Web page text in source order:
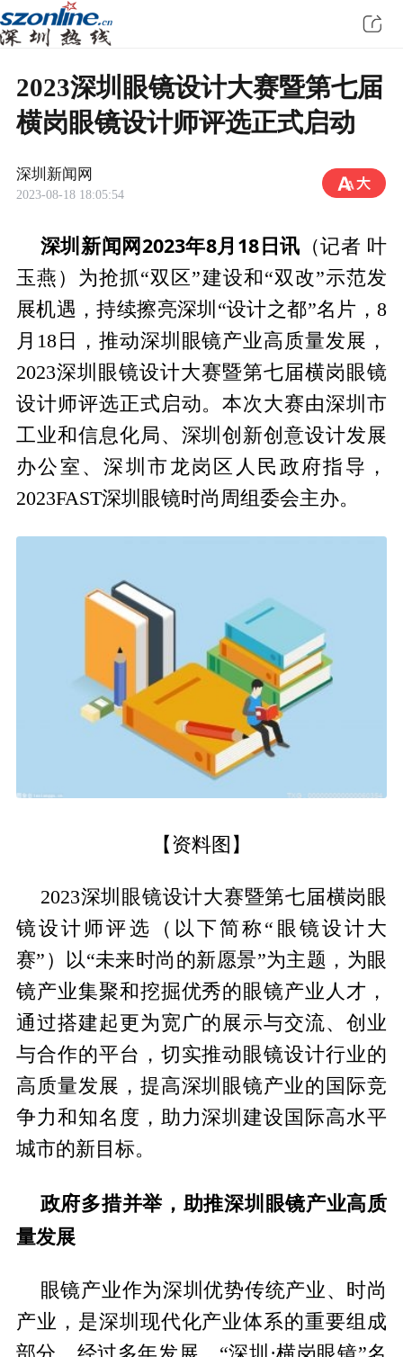
2023深圳眼镜设计大赛暨第七届
横岗眼镜设计师评选正式启动
深圳新闻网
2023-08-18 18:05:54
深圳新闻网2023年8月18日讯 （记者 叶
玉燕）为抢抓“双区”建设和“双改”示范发
展机遇，持续擦亮深圳“设计之都”名片，8
月18日，推动深圳眼镜产业高质量发展，
2023深圳眼镜设计大赛暨第七届横岗眼镜
设计师评选正式启动。本次大赛由深圳市
工业和信息化局、深圳创新创意设计发展
办公室、深圳市龙岗区人民政府指导，
2023FAST深圳眼镜时尚周组委会主办。
【资料图】
2023深圳眼镜设计大赛暨第七届横岗眼
镜设计师评选（以下简称“眼镜设计大
赛”）以“未来时尚的新愿景”为主题，为眼
镜产业集聚和挖掘优秀的眼镜产业人才，
通过搭建起更为宽广的展示与交流、创业
与合作的平台，切实推动眼镜设计行业的
高质量发展，提高深圳眼镜产业的国际竞
争力和知名度，助力深圳建设国际高水平
城市的新目标。
政府多措并举，助推深圳眼镜产业高质
量发展
眼镜产业作为深圳优势传统产业、时尚
产业，是深圳现代化产业体系的重要组成